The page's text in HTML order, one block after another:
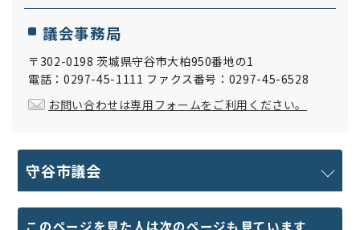
議会事務局
〒302-0198 茨城県守谷市大柏950番地の1
電話：0297-45-1111 ファクス番号：0297-45-6528
お問い合わせは専用フォームをご利用ください。
守谷市議会
このページを見た人は次のページも見ています